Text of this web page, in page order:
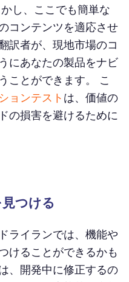
し、ここでも簡単な
コンテンツを適応させ
訳者が、現地市場のコ
にあなたの製品をナビ
ことができます。 こ
ョンテスト は、価値の
の損害を避けるために
つける
ライランでは、機能や
けることができるかも
、開発中に修正するの